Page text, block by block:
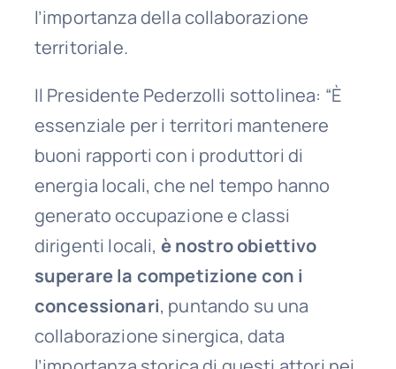
l’importanza della collaborazione
territoriale.
Il Presidente Pederzolli sottolinea: “È
essenziale per i territori mantenere
buoni rapporti con i produttori di
energia locali, che nel tempo hanno
generato occupazione e classi
dirigenti locali, è nostro obiettivo
superare la competizione con i
concessionari, puntando su una
collaborazione sinergica, data